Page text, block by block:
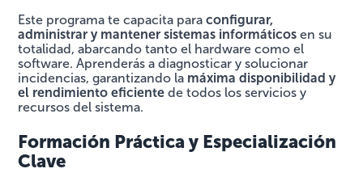
Este programa te capacita paraconfigurar,
administrar y mantener sistemas informáticos en su
totalidad, abarcando tanto el hardware como el
software. Aprenderás a diagnosticar y solucionar
incidencias, garantizando la máxima disponibilidad y
el rendimiento eficiente de todos los servicios y
recursos del sistema.
Formación Práctica y Especialización
Clave